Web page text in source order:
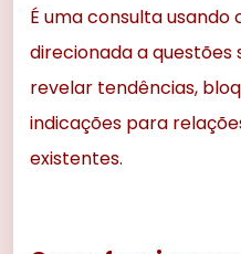
É uma consulta
direcionada a questões
revelar tendências,
indicações para
existentes.